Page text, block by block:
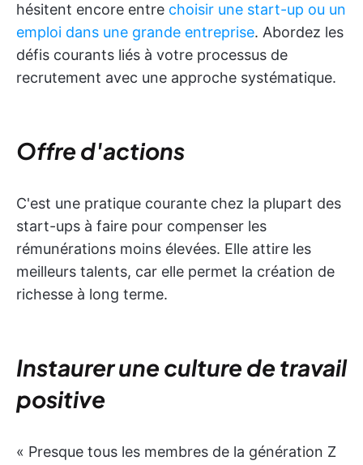
hésitent encore entre choisir une start-up ou un
emploi dans une grande entreprise. Abordez les
défis courants liés à votre processus de
recrutement avec une approche systématique.
Offre d'actions
C'est une pratique courante chez la plupart des
start-ups à faire pour compenser les
rémunérations moins élevées. Elle attire les
meilleurs talents, car elle permet la création de
richesse à long terme.
Instaurer une culture de travail
positive
« Presque tous les membres de la génération Z